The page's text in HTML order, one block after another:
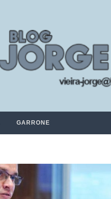
GARRONE